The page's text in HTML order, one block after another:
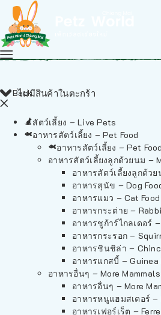
ไม่มีสินค้าในตะกร้า
Back
สัตว์เลี้ยง – Live Pets
อาหารสัตว์เลี้ยง – Pet Food
อาหารสัตว์เลี้ยง – Pet Food
อาหารสัตว์เลี้ยงลูกด้วยนม –
อาหารสัตว์เลี้ยงลูกด้วย
อาหารสุนัข – Dog
อาหารแมว – Cat Food
อาหารกระต่าย –
อาหารชูก้าร์ไกลเดอร์
อาหารกระรอก –
อาหารชินชิล่า –
อาหารแกสบี้ – Guinea
อาหารอื่นๆ – More
อาหารอื่นๆ – More
อาหารหนูแฮมสเตอร์ –
อาหารเฟอร์เร็ต –